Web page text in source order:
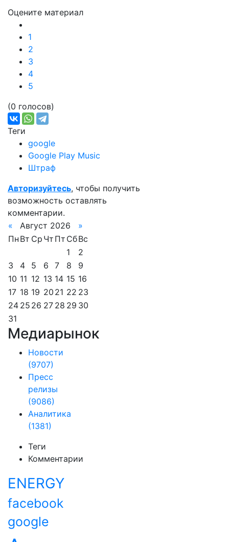
Оцените материал
1
2
3
4
5
(0 голосов)
Теги
google
Google Play Music
Штраф
Авторизуйтесь, чтобы получить
возможность оставлять
комментарии.
«
Август 2026
»
Пн Вт Ср Чт Пт СбВс
1
2
3
4 5 6 7 8
9
10 11 12 13 14 15 16
17 18 19 20 21 22 23
24 25 26 27 28 29 30
31
Медиарынок
Новости
(9707)
Пресс
релизы
(9086)
Аналитика
(1381)
Теги
Комментарии
ENERGY
facebook
google